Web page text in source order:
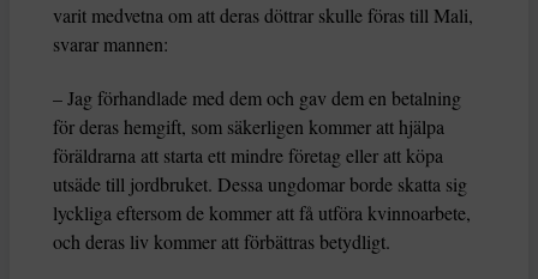
varit medvetna om att deras döttrar skulle föras till Mali,
svarar mannen:
– Jag förhandlade med dem och gav dem en betalning
för deras hemgift, som säkerligen kommer att hjälpa
föräldrarna att starta ett mindre företag eller att köpa
utsäde till jordbruket. Dessa ungdomar borde skatta sig
lyckliga eftersom de kommer att få utföra kvinnoarbete,
och deras liv kommer att förbättras betydligt.